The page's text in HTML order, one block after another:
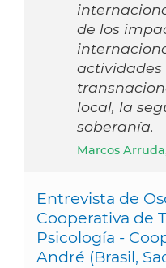
de los
actividades
local, la
soberanía.
Marcos Arruda
Entrevista de
Cooperativa de
Psicología -
André (Brasil,